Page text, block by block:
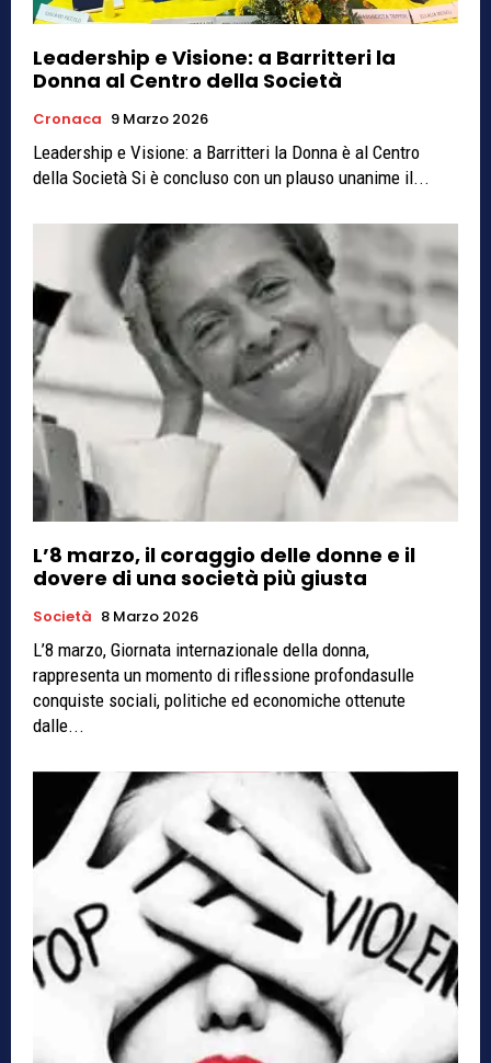
Leadership e Visione: a Barritteri la
Donna al Centro della Società
Cronaca 9 Marzo 2026
Leadership e Visione: a Barritteri la Donna è al Centro
della Società Si è concluso con un plauso unanime il...
L’8 marzo, il coraggio delle donne e il
dovere di una società più giusta
Società 8 Marzo 2026
L’8 marzo, Giornata internazionale della donna,
rappresenta un momento di riflessione profondasulle
conquiste sociali, politiche ed economiche ottenute
dalle...